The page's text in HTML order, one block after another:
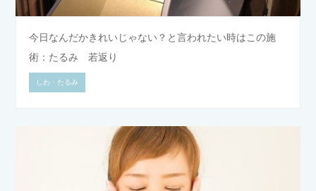
今日なんだかきれいじゃない？と言われたい時はこの施
術：たるみ 若返り
しわ・たるみ